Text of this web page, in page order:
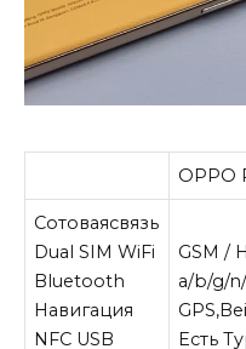
OPPO
Сотоваясвязь
Dual SIM WiFi
Bluetooth
Навигация
NFC USB
GSM /
a/b/g/
Есть